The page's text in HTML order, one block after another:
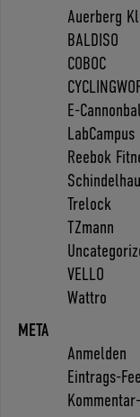
Auerberg
BALDISO
COBOC
E-
LabCampus
Reebok
Trelock
TZmann
VELLO
Wattro
META
Anmelden
Eintrags-